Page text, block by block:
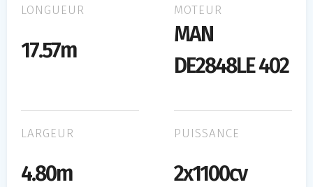
LONGUEUR
17.57m
MOTEUR
MAN
DE2848LE 402
LARGEUR
4.80m
PUISSANCE
2x1100cv